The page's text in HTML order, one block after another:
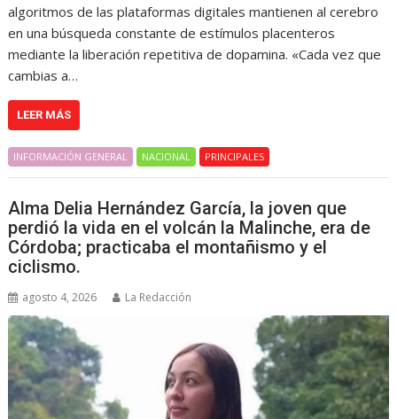
algoritmos de las plataformas digitales mantienen al cerebro
en una búsqueda constante de estímulos placenteros
mediante la liberación repetitiva de dopamina. «Cada vez que
cambias a…
LEER MÁS
INFORMACIÓN GENERAL NACIONAL PRINCIPALES
Alma Delia Hernández García, la joven que
perdió la vida en el volcán la Malinche, era de
Córdoba; practicaba el montañismo y el
ciclismo.
agosto 4, 2026 La Redacción